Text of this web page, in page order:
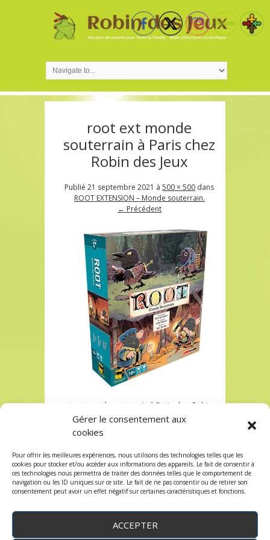
Gérer le consentement aux
cookies
Pour offrir les meilleures expériences, nous utilisons des technologies telles que les
cookies pour stocker et/ou accéder aux informations des appareils. Le fait de consentir à
ces technologies nous permettra de traiter des données telles que le comportement de
navigation ou les ID uniques sur ce site. Le fait de ne pas consentir ou de retirer son
consentement peut avoir un effet négatif sur certaines caractéristiques et fonctions.
ACCEPTER
root ext monde
souterrain à Paris chez
Robin des Jeux
Publié21 septembre 2021 à500 × 500 dans
ROOT EXTENSION – Monde souterrain.
← Précédent
root ext monde souterrain à Paris chez Robin
des Jeux
root ext monde souterrain à Paris chez Robin
Les commentaires et les trackbacks sont
fermés.